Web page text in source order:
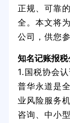
正规、可靠
全。本文将
公司，供您参
知名记账报
1.国税协会
普华永道是
业风险服务
咨询、中小